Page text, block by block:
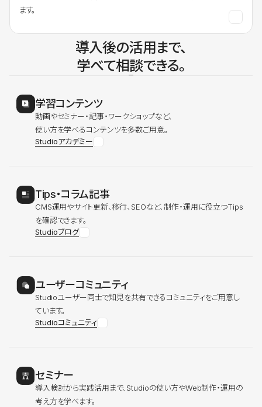
ます。
導入後の活用まで、
学べて相談できる。
学習コンテンツ
動画やセミナー・記事・ワークショップなど、
使い方を学べるコンテンツを多数ご用意。
Studioアカデミー
Tips・コラム記事
CMS運用やサイト更新、移行、SEOなど、制作・運用に役立つTips
を確認できます。
Studioブログ
ユーザーコミュニティ
Studioユーザー同士で知見を共有できるコミュニティをご用意し
ています。
Studioコミュニティ
セミナー
導入検討から実践活用まで、Studioの使い方やWeb制作・運用の
考え方を学べます。